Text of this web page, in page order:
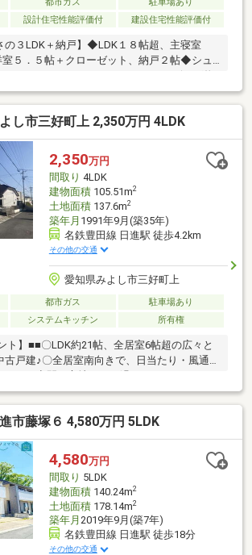
都市ガス
駐車場あり
設計住宅性能評価付 建設住宅性能評価付
の３LDK＋納戸】◆LDK１８帖超、主寝室
室５．５帖＋クローゼット、納戸２帖◆シュ
３台駐車可能 ※車種によります。【公園隣
物施設至近】◆宮上公園まで徒歩１分◆開発
レイに造成された団地内◆メグリア徒歩５分
◆ＤＣＭ徒歩６分◆ハザードマップエリア外
てのため、アフターサービスの継承が可能で
し市三好町上 2,350万円 4LDK
2,350万円
間取り 4LDK
建物面積105.51m2
土地面積137.6m2
築年月 1991年9月(築35年)
名鉄豊田線 日進駅 徒歩4.2km
その他の交通
愛知県みよし市三好町上
都市ガス
駐車場あり
システムキッチン 所有権
ト】■■〇LDK約21帖、全居室6帖超の広々と
古戸建♪〇全居室南向きで、日当たり・風通し
トの空間も心地よくお過ごしいただけます♪
浴室と、水回りが集中していて家事動線良好
家事をすることができ、効率化を図ることが
環境】■■〇中部小学校 徒歩約8分〇三好中
ィール三好店 徒歩約5分〇ファミリーマー
歩約9分■■【ご内覧・ご来店 ご希望のお客
案内可能です！ご希望のお日にちをお気軽に
市藤塚６ 4,580万円 5LDK
4,580万円
間取り 5LDK
建物面積140.24m2
土地面積178.14m2
築年月 2019年9月(築7年)
名鉄豊田線 日進駅 徒歩18分
その他の交通